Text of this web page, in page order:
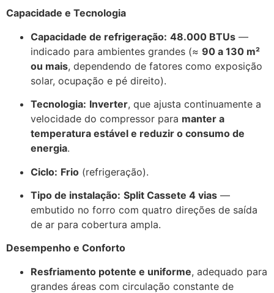
Capacidade e Tecnologia
Capacidade de refrigeração: 48.000 BTUs —
indicado para ambientes grandes (≈ 90 a 130 m²
ou mais, dependendo de fatores como exposição
solar, ocupação e pé direito).
Tecnologia: Inverter, que ajusta continuamente a
velocidade do compressor para manter a
temperatura estável e reduzir o consumo de
energia.
Ciclo: Frio (refrigeração).
Tipo de instalação: Split Cassete 4 vias —
embutido no forro com quatro direções de saída
de ar para cobertura ampla.
Desempenho e Conforto
Resfriamento potente e uniforme, adequado para
grandes áreas com circulação constante de